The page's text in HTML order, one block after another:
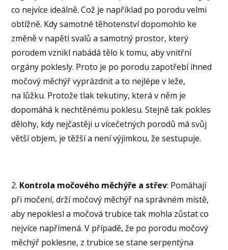
co nejvíce ideálně. Což je například po porodu velmi
obtížně. Kdy samotné těhotenství dopomohlo ke
změně v napětí svalů a samotný prostor, který
porodem vznikl nabádá tělo k tomu, aby vnitřní
orgány poklesly. Proto je po porodu zapotřebí ihned
močový měchýř vyprázdnit a to nejlépe v leže,
na lůžku. Protože tlak tekutiny, která v něm je
dopomáhá k nechtěnému poklesu. Stejně tak pokles
dělohy, kdy nejčastěji u vícečetných porodů má svůj
větší objem, je těžší a není výjimkou, že sestupuje.
2. Kontrola močového měchýře a střev: Pomáhají
při močení, drží močový měchýř na správném místě,
aby nepoklesl a močová trubice tak mohla zůstat co
nejvíce napřímená. V případě, že po porodu močový
měchýř poklesne, z trubice se stane serpentýna